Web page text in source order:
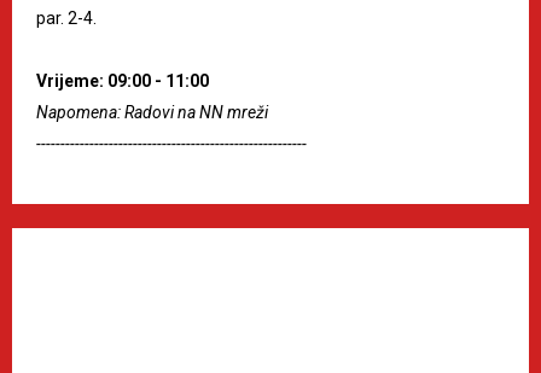
par. 2-4.
Vrijeme: 09:00 - 11:00
Napomena: Radovi na NN mreži
--------------------------------------------------------